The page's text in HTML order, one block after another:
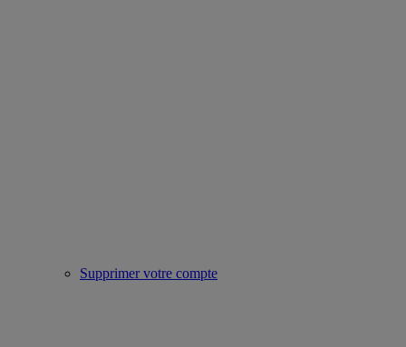
Supprimer votre compte